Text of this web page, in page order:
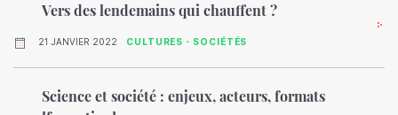
Vers des lendemains qui chauffent ?
21 JANVIER 2022 CULTURES・SOCIÉTÉS
Science et société : enjeux, acteurs, formats